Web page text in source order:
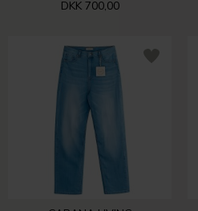
DKK 700,00